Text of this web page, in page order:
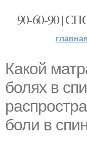
90-60-90 |
Какой
болях в
боли в